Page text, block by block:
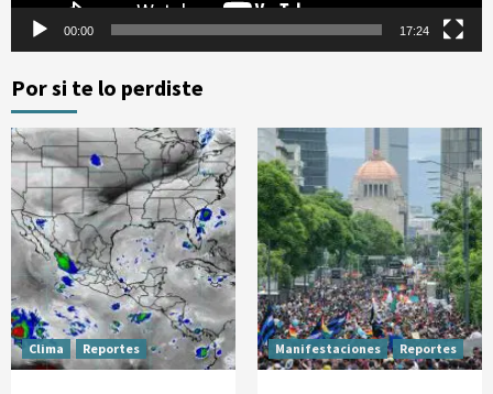
00:00 17:24
Por si te lo perdiste
Clima Reportes Manifestaciones Reportes